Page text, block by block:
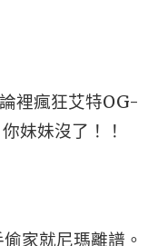
裡瘋狂艾特OG-
妹妹沒了！！
家就尼瑪離譜。